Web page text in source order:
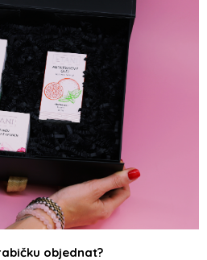
objednat?